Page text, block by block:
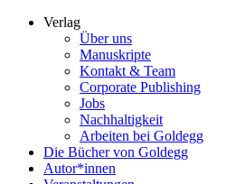
Verlag
Über uns
Manuskripte
Kontakt & Team
Corporate Publishing
Jobs
Nachhaltigkeit
Arbeiten bei Goldegg
Die Bücher von Goldegg
Autor*innen